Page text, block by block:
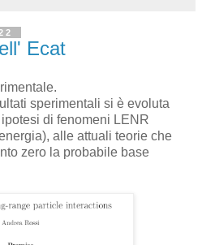
Ecat
sperimentali si è evoluta
di fenomeni LENR
alle attuali teorie che
zero la probabile base